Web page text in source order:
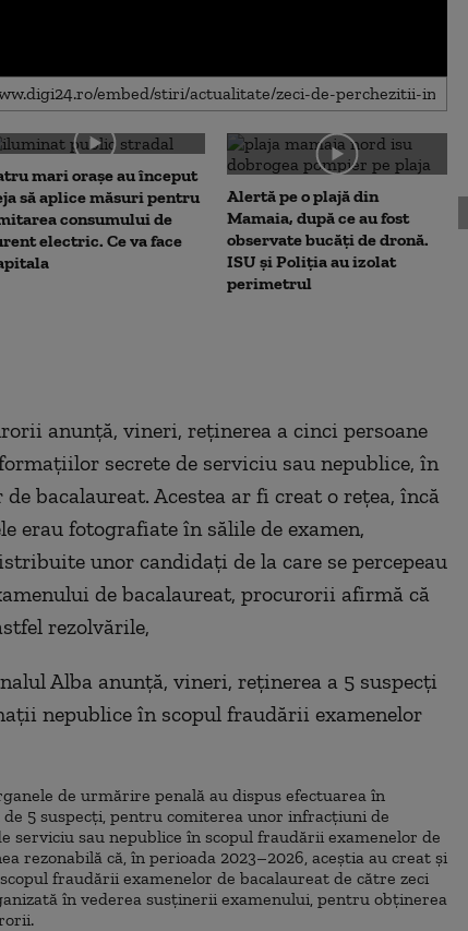
mari orașe au început
să aplice măsuri pentru
consumului de
electric. Ce va face
Alertă pe o plajă din
Mamaia, după ce au fost
observate bucăți de dronă.
ISU și Poliția au izolat
perimetrul
anunţă, vineri, reţinerea a cinci persoane
secrete de serviciu sau nepublice, în
bacalaureat. Acestea ar fi creat o reţea, încă
erau fotografiate în sălile de examen,
unor candidaţi de la care se percepeau
de bacalaureat, procurorii afirmă că
rezolvările,
Alba anunţă, vineri, reţinerea a 5 suspecţi
nepublice în scopul fraudării examenelor
de urmărire penală au dispus efectuarea în
5 suspecţi, pentru comiterea unor infracţiuni de
serviciu sau nepublice în scopul fraudării examenelor de
rezonabilă că, în perioada 2023–2026, aceştia au creat şi
fraudării examenelor de bacalaureat de către zeci
în vederea susţinerii examenului, pentru obţinerea